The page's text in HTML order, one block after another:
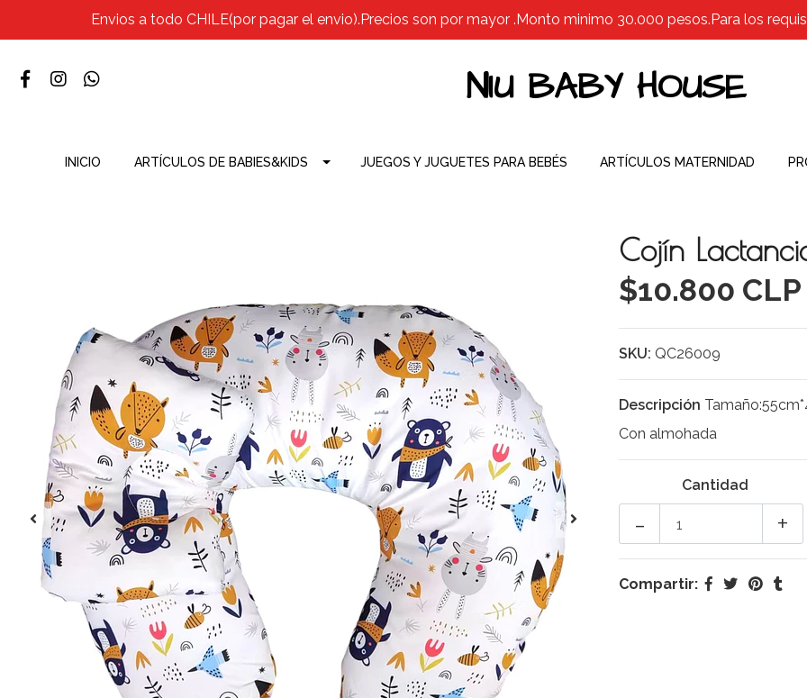
Envios a todo CHILE(por pagar el envio).Precios son por mayor .Monto minimo 30.000 pesos.Para los
NIU BABY HOUSE
INICIO ARTÍCULOS DE BABIES&KIDS JUEGOS Y JUGUETES PARA BEBÉS ARTÍCULOS MATERNIDAD
Cojín
$10.800 CLP
SKU: QC26009
Descripción
Con almohada
Cantidad
+
-
Compartir: